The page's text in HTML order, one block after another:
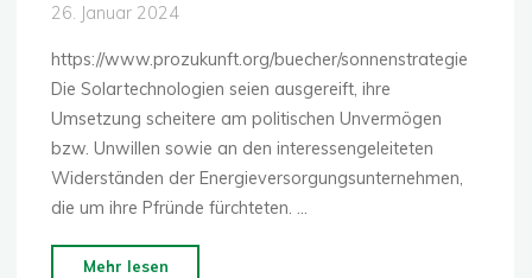
26. Januar 2024
https://www.prozukunft.org/buecher/sonnenstrategie
Die Solartechnologien seien ausgereift, ihre
Umsetzung scheitere am politischen Unvermögen
bzw. Unwillen sowie an den interessengeleiteten
Widerständen der Energieversorgungsunternehmen,
die um ihre Pfründe fürchteten. …
Mehr lesen